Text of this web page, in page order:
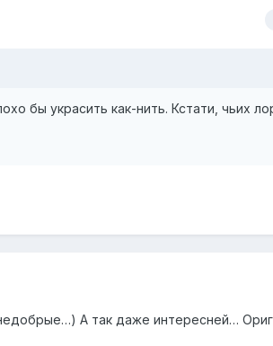
бы украсить как-нить. Кстати, чьих
А так даже интересней…